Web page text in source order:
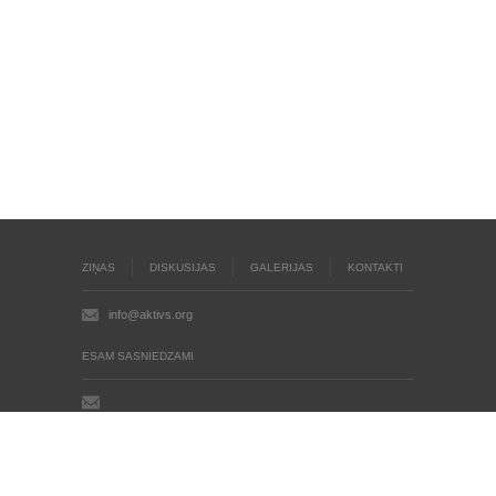
ZIŅAS DISKUSIJAS GALERIJAS KONTAKTI
info@aktivs.org
ESAM SASNIEDZAMI